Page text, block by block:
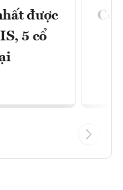
được
5 cổ
Có